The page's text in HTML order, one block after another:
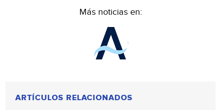
Más noticias en:
ARTÍCULOS RELACIONADOS